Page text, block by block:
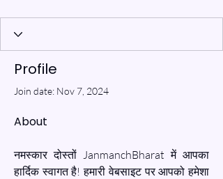
Profile
Join date: Nov 7, 2024
About
नमस्कार दोस्तों JanmanchBharat में आपका
हार्दिक स्वागत है! हमारी वेबसाइट पर आपको हमेशा